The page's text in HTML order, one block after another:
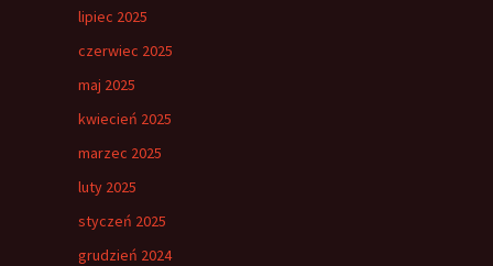
lipiec 2025
czerwiec 2025
maj 2025
kwiecień 2025
marzec 2025
luty 2025
styczeń 2025
grudzień 2024